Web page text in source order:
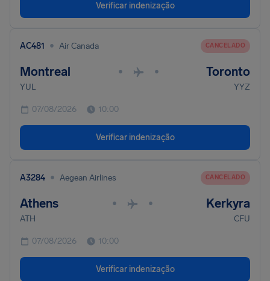
Verificar indenização
AC481 • Air Canada CANCELADO
Montreal • • Toronto
YUL YYZ
07/08/2026 10:00
Verificar indenização
A3284 • Aegean Airlines CANCELADO
Athens • • Kerkyra
ATH CFU
07/08/2026 10:00
Verificar indenização